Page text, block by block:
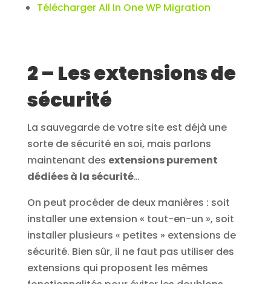
Télécharger All In One WP Migration
2 – Les extensions de
sécurité
La sauvegarde de votre site est déjà une
sorte de sécurité en soi, mais parlons
maintenant des extensions purement
dédiées à la sécurité…
On peut procéder de deux manières : soit
installer une extension « tout-en-un », soit
installer plusieurs « petites » extensions de
sécurité. Bien sûr, il ne faut pas utiliser des
extensions qui proposent les mêmes